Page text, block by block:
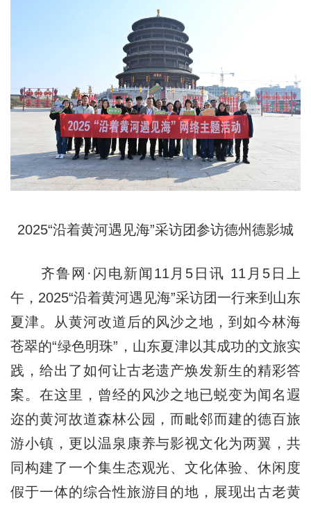
2025“沿着黄河遇见海”采访团参访德州德影城
齐鲁网·闪电新闻11月5日讯 11月5日上
午，2025“沿着黄河遇见海”采访团一行来到山东
夏津。从黄河改道后的风沙之地，到如今林海
苍翠的“绿色明珠”，山东夏津以其成功的文旅实
践，给出了如何让古老遗产焕发新生的精彩答
案。在这里，曾经的风沙之地已蜕变为闻名遐
迩的黄河故道森林公园，而毗邻而建的德百旅
游小镇，更以温泉康养与影视文化为两翼，共
同构建了一个集生态观光、文化体验、休闲度
假于一体的综合性旅游目的地，展现出古老黄